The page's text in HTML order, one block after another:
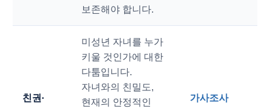
보존해야 합니다.
친권·
미성년 자녀를 누가
키울 것인가에 대한
다툼입니다.
자녀와의 친밀도,
현재의 안정적인
가사조사